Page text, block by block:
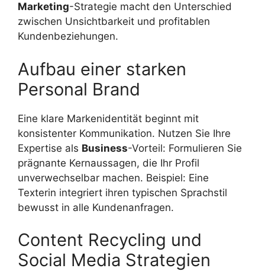
Marketing-Strategie macht den Unterschied
zwischen Unsichtbarkeit und profitablen
Kundenbeziehungen.
Aufbau einer starken
Personal Brand
Eine klare Markenidentität beginnt mit
konsistenter Kommunikation. Nutzen Sie Ihre
Expertise als Business-Vorteil: Formulieren Sie
prägnante Kernaussagen, die Ihr Profil
unverwechselbar machen. Beispiel: Eine
Texterin integriert ihren typischen Sprachstil
bewusst in alle Kundenanfragen.
Content Recycling und
Social Media Strategien